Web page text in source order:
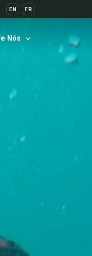
EN FR
Nós